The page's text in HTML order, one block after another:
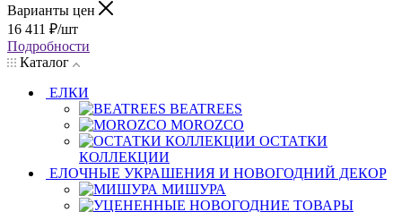
Варианты цен
16 411 ₽/шт
Подробности
Каталог
ЕЛКИ
BEATREES
MOROZCO
ОСТАТКИ
КОЛЛЕКЦИИ
ЕЛОЧНЫЕ УКРАШЕНИЯ И НОВОГОДНИЙ ДЕКОР
МИШУРА